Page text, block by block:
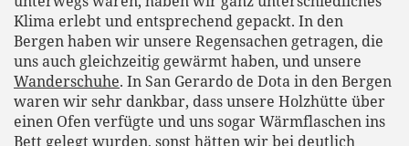
Klima erlebt und entsprechend gepackt. In den
Bergen haben wir unsere Regensachen getragen, die
uns auch gleichzeitig gewärmt haben, und unsere
Wanderschuhe. In San Gerardo de Dota in den Bergen
waren wir sehr dankbar, dass unsere Holzhütte über
einen Ofen verfügte und uns sogar Wärmflaschen ins
Bett gelegt wurden, sonst hätten wir bei deutlich